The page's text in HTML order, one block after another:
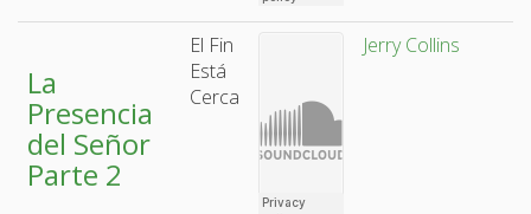
La
Presencia
del Señor
Parte 2
El Fin
Está
Cerca
Jerry Collins